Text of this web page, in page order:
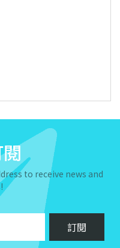
to receive news and